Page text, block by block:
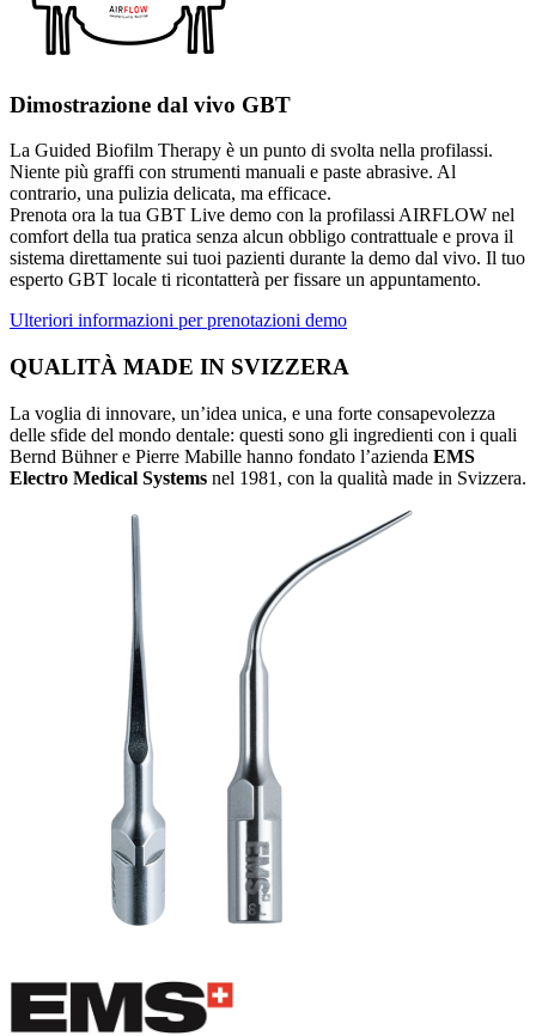
Dimostrazione dal vivo GBT
La Guided Biofilm Therapy è un punto di svolta nella profilassi.
Niente più graffi con strumenti manuali e paste abrasive. Al
contrario, una pulizia delicata, ma efficace.
Prenota ora la tua GBT Live demo con la profilassi AIRFLOW nel
comfort della tua pratica senza alcun obbligo contrattuale e prova il
sistema direttamente sui tuoi pazienti durante la demo dal vivo. Il tuo
esperto GBT locale ti ricontatterà per fissare un appuntamento.
Ulteriori informazioni per prenotazioni demo
QUALITÀ MADE IN SVIZZERA
La voglia di innovare, un’idea unica, e una forte consapevolezza
delle sfide del mondo dentale: questi sono gli ingredienti con i quali
Bernd Bühner e Pierre Mabille hanno fondato l’azienda EMS
Electro Medical Systems nel 1981, con la qualità made in Svizzera.